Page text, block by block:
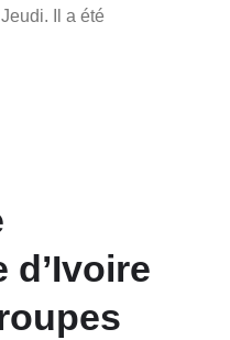
Il a été
d’Ivoire